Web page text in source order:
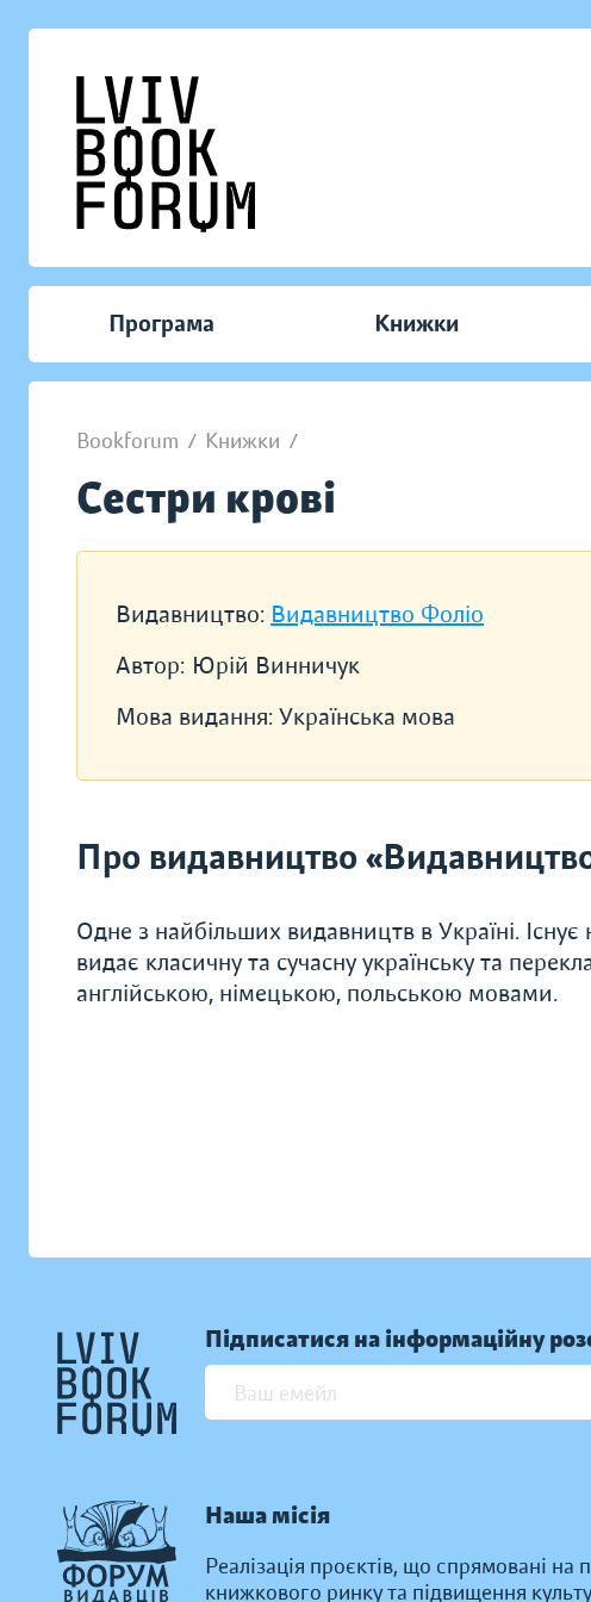
Програма Книжки
Bookforum / Книжки /
Сестри крові
Видавництво: Видавництво Фоліо
Автор: Юрій Винничук
Мова видання: Українська мова
Про видавництво
Одне з найбільших видавництв в Україні.
видає класичну та сучасну українську та
англійською, німецькою, польською мовами.
Підписатися на інформаційну
Наша місія
Реалізація проєктів, що спрямовані
книжкового ринку та підвищення